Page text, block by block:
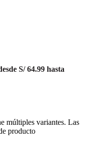
S/ 64.99 hasta
múltiples variantes. Las
producto